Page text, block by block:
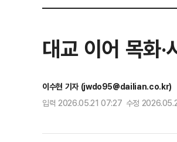
대교 이어 목화
이수현 기자 (jwdo95@dailian.co.kr)
입력 2026.05.21 07:27 수정